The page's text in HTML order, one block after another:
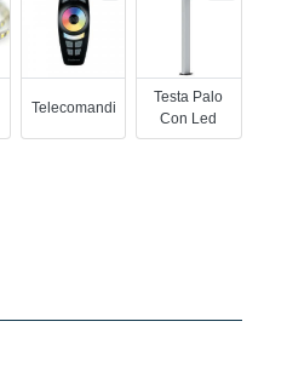
Telecomandi
Testa Palo
Con Led